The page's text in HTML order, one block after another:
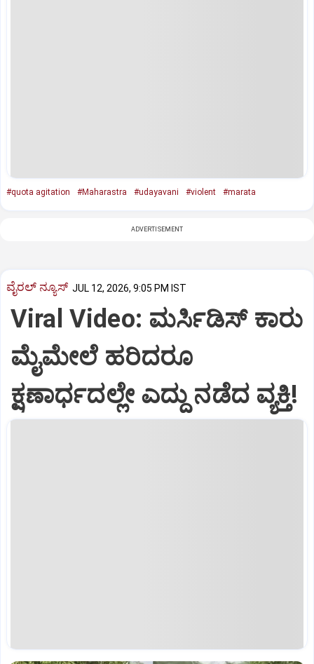
#quota agitation #Maharastra #udayavani #violent #marata
ADVERTISEMENT
ವೈರಲ್ ನ್ಯೂಸ್ JUL 12, 2026, 9:05 PM IST
Viral Video: ಮರ್ಸಿಡಿಸ್ ಕಾರು
ಮೈಮೇಲೆ ಹರಿದರೂ
ಕ್ಷಣಾರ್ಧದಲ್ಲೇ ಎದ್ದು ನಡೆದ ವ್ಯಕ್ತಿ!